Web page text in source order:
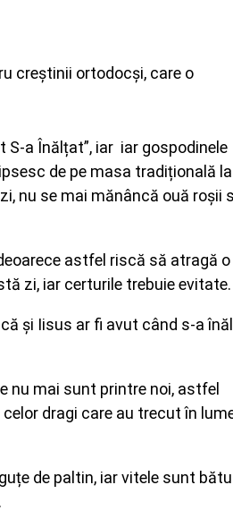
creștinii ortodocși, care o
S-a Înălțat”, iar iar gospodinele
de pe masa tradițională la
nu se mai mănâncă ouă roșii
astfel riscă să atragă o
zi, iar certurile trebuie evitate.
şi Iisus ar fi avut când s-a
nu mai sunt printre noi, astfel
dragi care au trecut în
de paltin, iar vitele sunt